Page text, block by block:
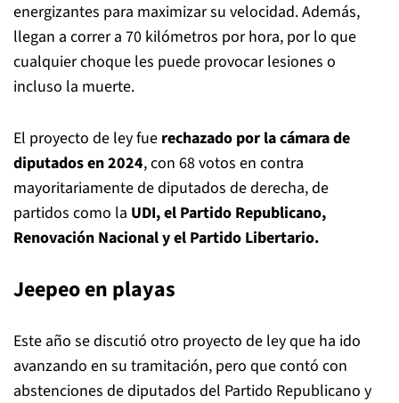
energizantes para maximizar su velocidad. Además,
llegan a correr a 70 kilómetros por hora, por lo que
cualquier choque les puede provocar lesiones o
incluso la muerte.
El proyecto de ley fue rechazado por la cámara de
diputados en 2024, con 68 votos en contra
mayoritariamente de diputados de derecha, de
partidos como la UDI, el Partido Republicano,
Renovación Nacional y el Partido Libertario.
Jeepeo en playas
Este año se discutió otro proyecto de ley que ha ido
avanzando en su tramitación, pero que contó con
abstenciones de diputados del Partido Republicano y